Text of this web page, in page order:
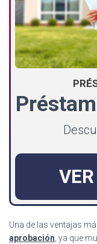
Una de las ventajas
aprobación, ya que